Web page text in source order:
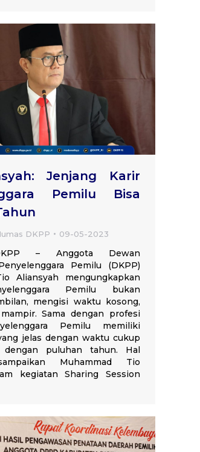
Jenjang Karir
Pemilu Bisa
DKPP 09-05-2023
– Anggota Dewan
Pemilu (DKPP)
Aliansyah mengungkapkan
Pemilu bukan
mengisi waktu kosong,
Sama dengan profesi
Pemilu memiliki
jelas dengan waktu cukup
dengan puluhan tahun. Hal
Muhammad Tio
kegiatan Sharing Session